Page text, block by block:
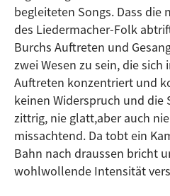
begleiteten Songs. Dass die
des Liedermacher-Folk
Burchs Auftreten und
zwei Wesen zu sein, die sich
Auftreten konzentriert und
keinen Widerspruch und die
zittrig, nie glatt,aber auch
missachtend. Da tobt ein
Bahn nach draussen bricht
wohlwollende Intensität